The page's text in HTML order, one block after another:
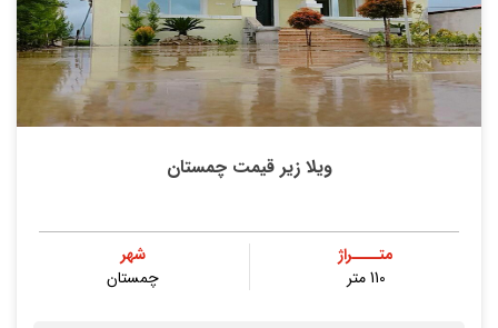
ویلا زیر قیمت چمستان
متــــراژ
110 متر
شهر
چمستان